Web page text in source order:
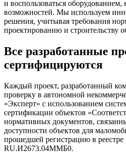
и воспользоваться
возможностей. Мы используем
решения, учитывая требования
проектированию и строительству
Все разработанные
сертифицируются
Каждый проект, разработанный
проверку в автономной
«Эксперт» с использованием
сертификации объектов
нормативных документов,
доступности объектов для
прошедшей регистрацию в
RU.И2673.04ММБ0.